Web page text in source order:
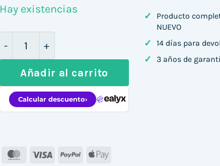
Hay existencias
Lector de Código de Barras 1D Honeywell
Añadir al carrito
MasterCard
Visa PayPal Apple
✓
Producto
NUEVO
✓ 14 días para
✓ 3 años de